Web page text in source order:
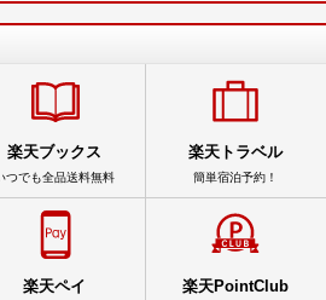
楽天ブックス
つでも全品送料無料
楽天トラベル
簡単宿泊予約！
楽天ペイ 楽天PointClub